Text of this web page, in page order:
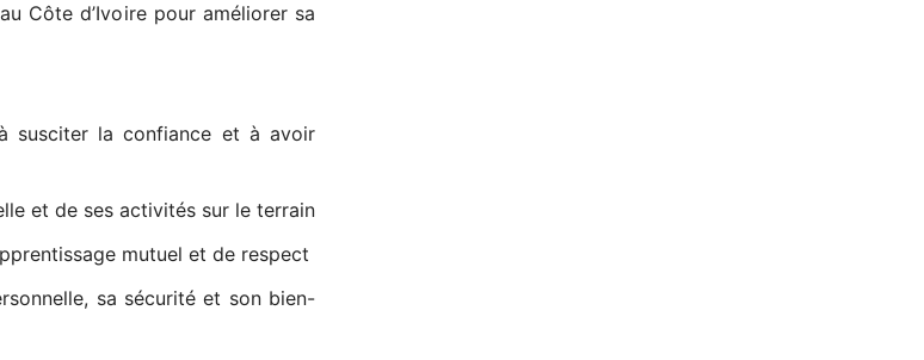
Côte d’Ivoire pour améliorer sa
susciter la confiance et à avoir
et de ses activités sur le terrain
mutuel et de respect
sa sécurité et son bien-